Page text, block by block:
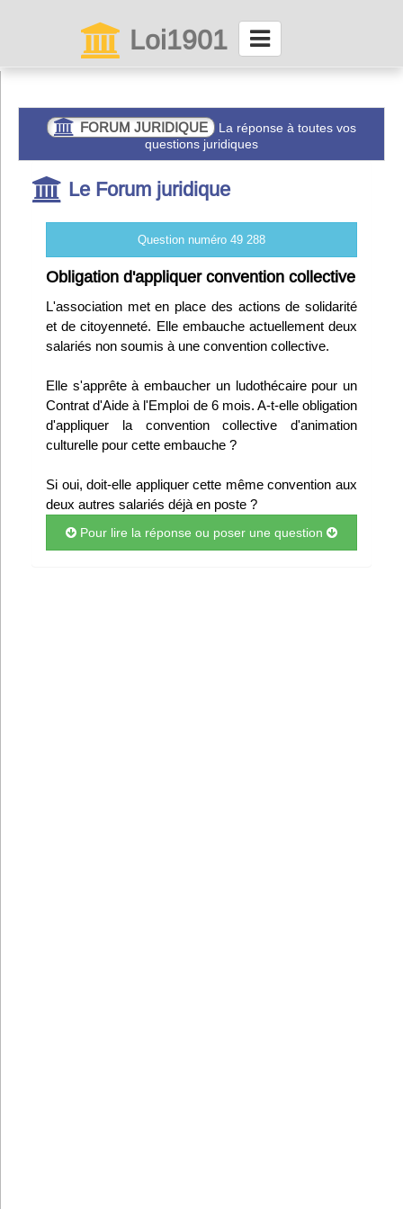
Loi1901
Connexion
Abonnez-vous à LettrAsso
Menu général
ServiceAsso
Partager
Infos
Abo Lettrasso
FORUM JURIDIQUE
La réponse à toutes vos
questions juridiques
Le Forum juridique
Question numéro 49 288
Obligation d'appliquer convention collective
L'association met en place des actions de solidarité
et de citoyenneté. Elle embauche actuellement deux
salariés non soumis à une convention collective.
Elle s'apprête à embaucher un ludothécaire pour un
Contrat d'Aide à l'Emploi de 6 mois. A-t-elle obligation
d'appliquer la convention collective d'animation
culturelle pour cette embauche ?
Si oui, doit-elle appliquer cette même convention aux
deux autres salariés déjà en poste ?
Pour lire la réponse ou poser une question